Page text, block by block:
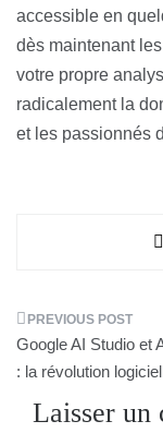
accessible en
dès maintenant
votre propre
radicalement la
et les passionnés
Navigation
de
l’article
Google AI Studio et
: la révolution
Laisser un